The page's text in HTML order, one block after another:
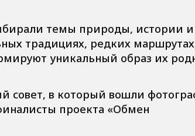
темы природы, истории и
традициях, редких
уникальный образ их
совет, в который вошли
проекта «Обмен